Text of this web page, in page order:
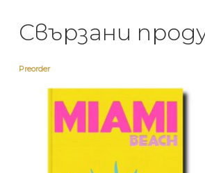
Свързани
Preorder